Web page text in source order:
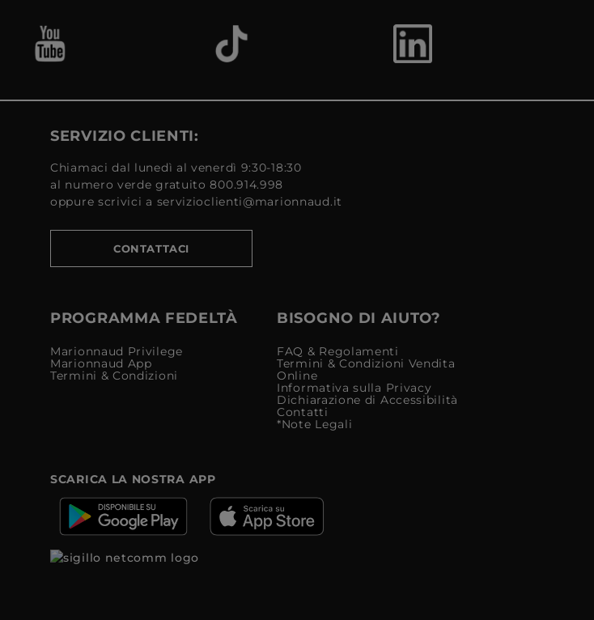
SERVIZIO CLIENTI:
Chiamaci dal lunedì al venerdì 9:30-18:30
al numero verde gratuito 800.914.998
oppure scrivici a servizioclienti@marionnaud.it
CONTATTACI
PROGRAMMA FEDELTÀ
Marionnaud Privilege
Marionnaud App
Termini & Condizioni
BISOGNO DI AIUTO?
FAQ & Regolamenti
Termini & Condizioni Vendita
Online
Informativa sulla Privacy
Dichiarazione di Accessibilità
Contatti
*Note Legali
SCARICA LA NOSTRA APP